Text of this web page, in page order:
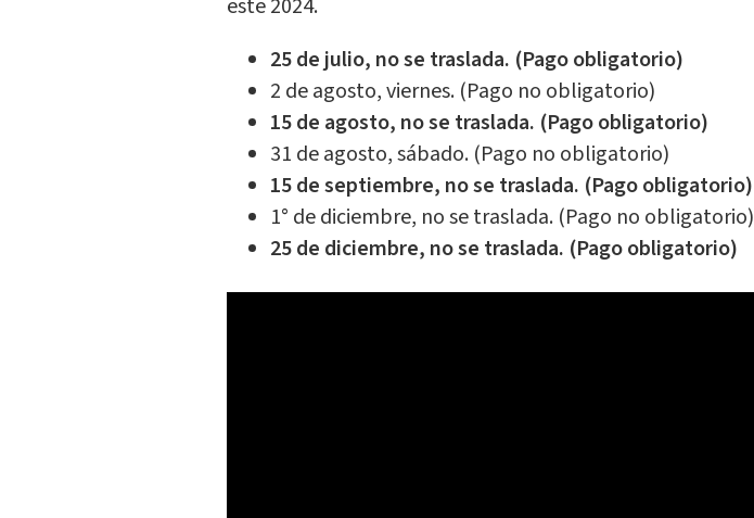
este 2024.
25 de julio, no se traslada. (Pago obligatorio)
2 de agosto, viernes. (Pago no obligatorio)
15 de agosto, no se traslada. (Pago obligatorio)
31 de agosto, sábado. (Pago no obligatorio)
15 de septiembre, no se traslada. (Pago obligatorio)
1° de diciembre, no se traslada. (Pago no obligatorio)
25 de diciembre, no se traslada. (Pago obligatorio)